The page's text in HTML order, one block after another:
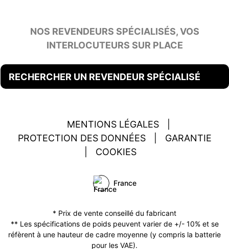
NOS REVENDEURS SPÉCIALISÉS, VOS
INTERLOCUTEURS SUR PLACE
RECHERCHER UN REVENDEUR SPÉCIALISÉ
MENTIONS LÉGALES
PROTECTION DES DONNÉES
GARANTIE
COOKIES
France
* Prix de vente conseillé du fabricant
** Les spécifications de poids peuvent varier de +/- 10% et se
réfèrent à une hauteur de cadre moyenne (y compris la batterie
pour les VAE).